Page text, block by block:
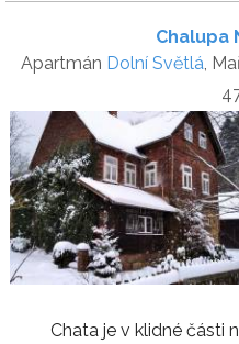
Chalupa
Apartmán Dolní Světlá ,
Chata je v klidné části